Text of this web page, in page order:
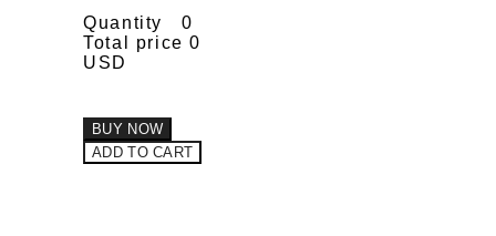
Quantity
0
Total price 0
USD
BUY NOW
ADD TO CART